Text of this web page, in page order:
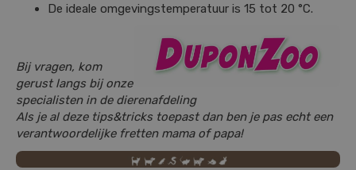
De ideale omgevingstemperatuur is 15 tot 20 °C.
Bij vragen, kom
gerust langs bij onze
specialisten in de dierenafdeling
Als je al deze tips&tricks toepast dan ben je pas echt een
verantwoordelijke fretten mama of papa!